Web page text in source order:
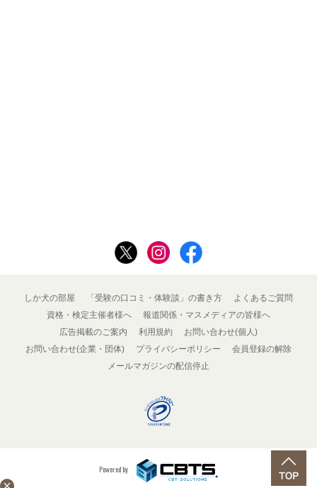
しか犬の部屋 「受験の口コミ・体験談」の書き方
よくあるご質問
資格・検定主催者様へ
報道関係・マスメディアの皆様へ
広告掲載のご案内
利用規約
お問い合わせ(個人)
お問い合わせ(企業・団体)
プライバシーポリシー
会員登録の解除
メールマガジンの配信停止
Powered by